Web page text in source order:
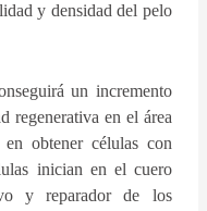
y densidad del pelo
un incremento
regenerativa en el área
obtener células con
inician en el cuero
y reparador de los